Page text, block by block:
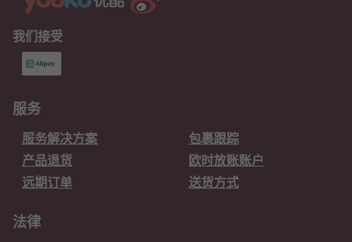
我们接受
服务
服务解决方案
包裹跟踪
产品退货
欧时放账账户
远期订单
送货方式
法律